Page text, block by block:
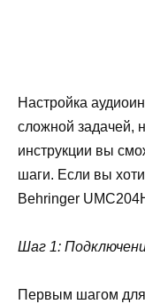
Настройка
сложной задачей,
инструкции вы
шаги. Если вы
Behringer
Шаг 1:
Первым шагом для